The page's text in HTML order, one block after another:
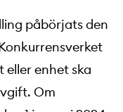
påbörjats den
enhet ska
Om